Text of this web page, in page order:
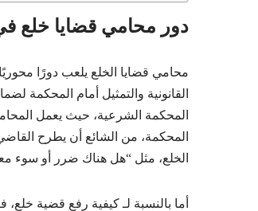
دور محامي قضايا خلع​
محامي قضايا الخلع يلعب دورًا
القانونية والتمثيل أمام المحكمة
المحكمة الشرعية، حيث يعمل
المحكمة، من الشائع أن يطرح
الخلع، مثل “هل هناك ضرر أو سوء
أما بالنسبة لـ كيفية رفع قضية خلع،